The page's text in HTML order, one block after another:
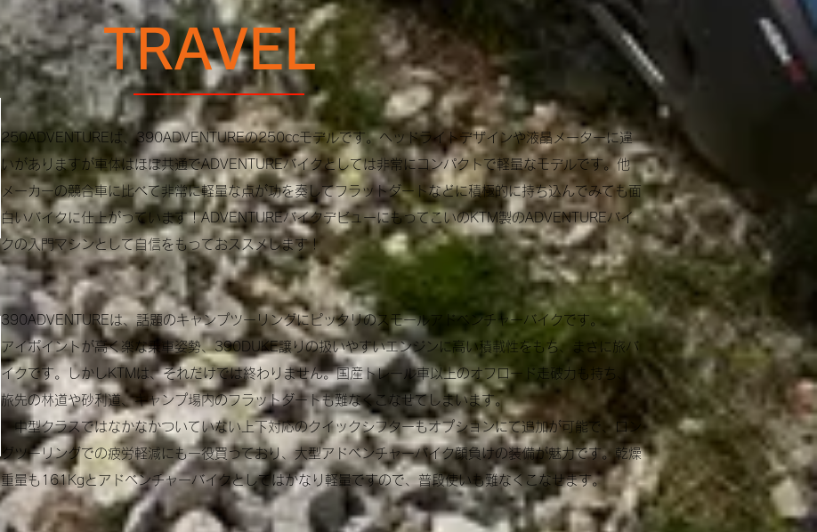
TRAVEL
​250ADVENTUREは、390ADVENTUREの250ccモデルです。ヘッドライトデザインや液晶メーターに違
いがありますが車体はほぼ共通でADVENTUREバイクとしては非常にコンパクトで軽量なモデルです。他
メーカーの競合車に比べて非常に軽量な点が功を奏してフラットダートなどに積極的に持ち込んでみても面
白いバイクに仕上がっています！ADVENTUREバイクデビューにもってこいのKTM製のADVENTUREバイ
クの入門マシンとして自信をもっておススメします！
390ADVENTUREは、話題のキャンプツーリングにピッタリのスモールアドベンチャーバイクです。
アイポイントが高く楽な乗車姿勢、390DUKE譲りの扱いやすいエンジンに高い積載性をもち、まさに旅バ
イクです。 しかしKTMは、それだけでは終わりません。国産トレール車以上のオフロード走破力も持ち、
旅先の林道や砂利道、キャンプ場内のフラットダートも難なくこなせてしまいます。
中型クラスではなかなかついていない上下対応のクイックシフターもオプションにて追加が可能で、ロン
グツーリングでの疲労軽減にも一役買っており、大型アドベンチャーバイク顔負けの装備が魅力です。乾燥
重量も161Kgとアドベンチャーバイクとしてはかなり軽量ですので、普段使いも難なくこなせます。